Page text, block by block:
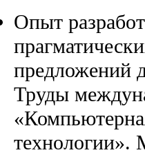
Опыт
предложений
Труды
технологии».